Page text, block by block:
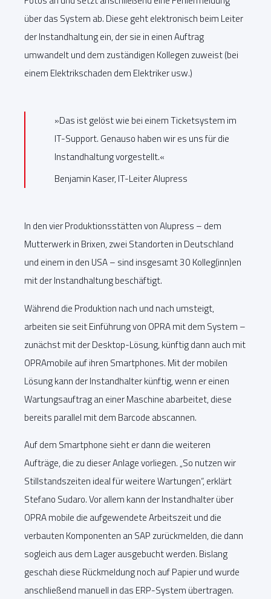
über das System ab. Diese geht elektronisch beim Leiter
der Instandhaltung ein, der sie in einen Auftrag
umwandelt und dem zuständigen Kollegen zuweist (bei
einem Elektrikschaden dem Elektriker usw.)
»Das ist gelöst wie bei einem Ticketsystem im
IT-Support. Genauso haben wir es uns für die
Instandhaltung vorgestellt.«
Benjamin Kaser, IT-Leiter Alupress
In den vier Produktionsstätten von Alupress – dem
Mutterwerk in Brixen, zwei Standorten in Deutschland
und einem in den USA – sind insgesamt 30 Kolleg(inn)en
mit der Instandhaltung beschäftigt.
Während die Produktion nach und nach umsteigt,
arbeiten sie seit Einführung von OPRA mit dem System –
zunächst mit der Desktop-Lösung, künftig dann auch mit
OPRAmobile auf ihren Smartphones. Mit der mobilen
Lösung kann der Instandhalter künftig, wenn er einen
Wartungsauftrag an einer Maschine abarbeitet, diese
bereits parallel mit dem Barcode abscannen.
Auf dem Smartphone sieht er dann die weiteren
Aufträge, die zu dieser Anlage vorliegen. „So nutzen wir
Stillstandszeiten ideal für weitere Wartungen“, erklärt
Stefano Sudaro. Vor allem kann der Instandhalter über
OPRA mobile die aufgewendete Arbeitszeit und die
verbauten Komponenten an SAP zurückmelden, die dann
sogleich aus dem Lager ausgebucht werden. Bislang
geschah diese Rückmeldung noch auf Papier und wurde
anschließend manuell in das ERP-System übertragen.